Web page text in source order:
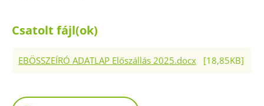
Csatolt fájl(ok)
EBÖSSZEÍRÓ ADATLAP Előszállás 2025.docx [18,85KB]